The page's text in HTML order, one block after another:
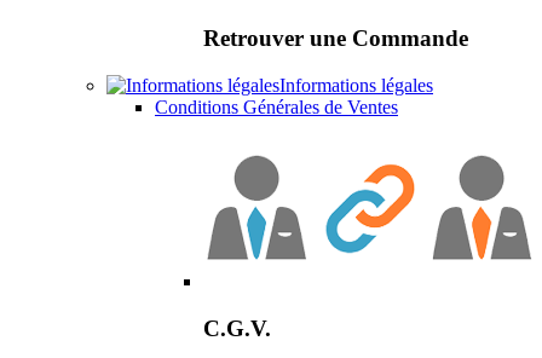
Retrouver une Commande
Informations légales
Conditions Générales de Ventes
C.G.V.